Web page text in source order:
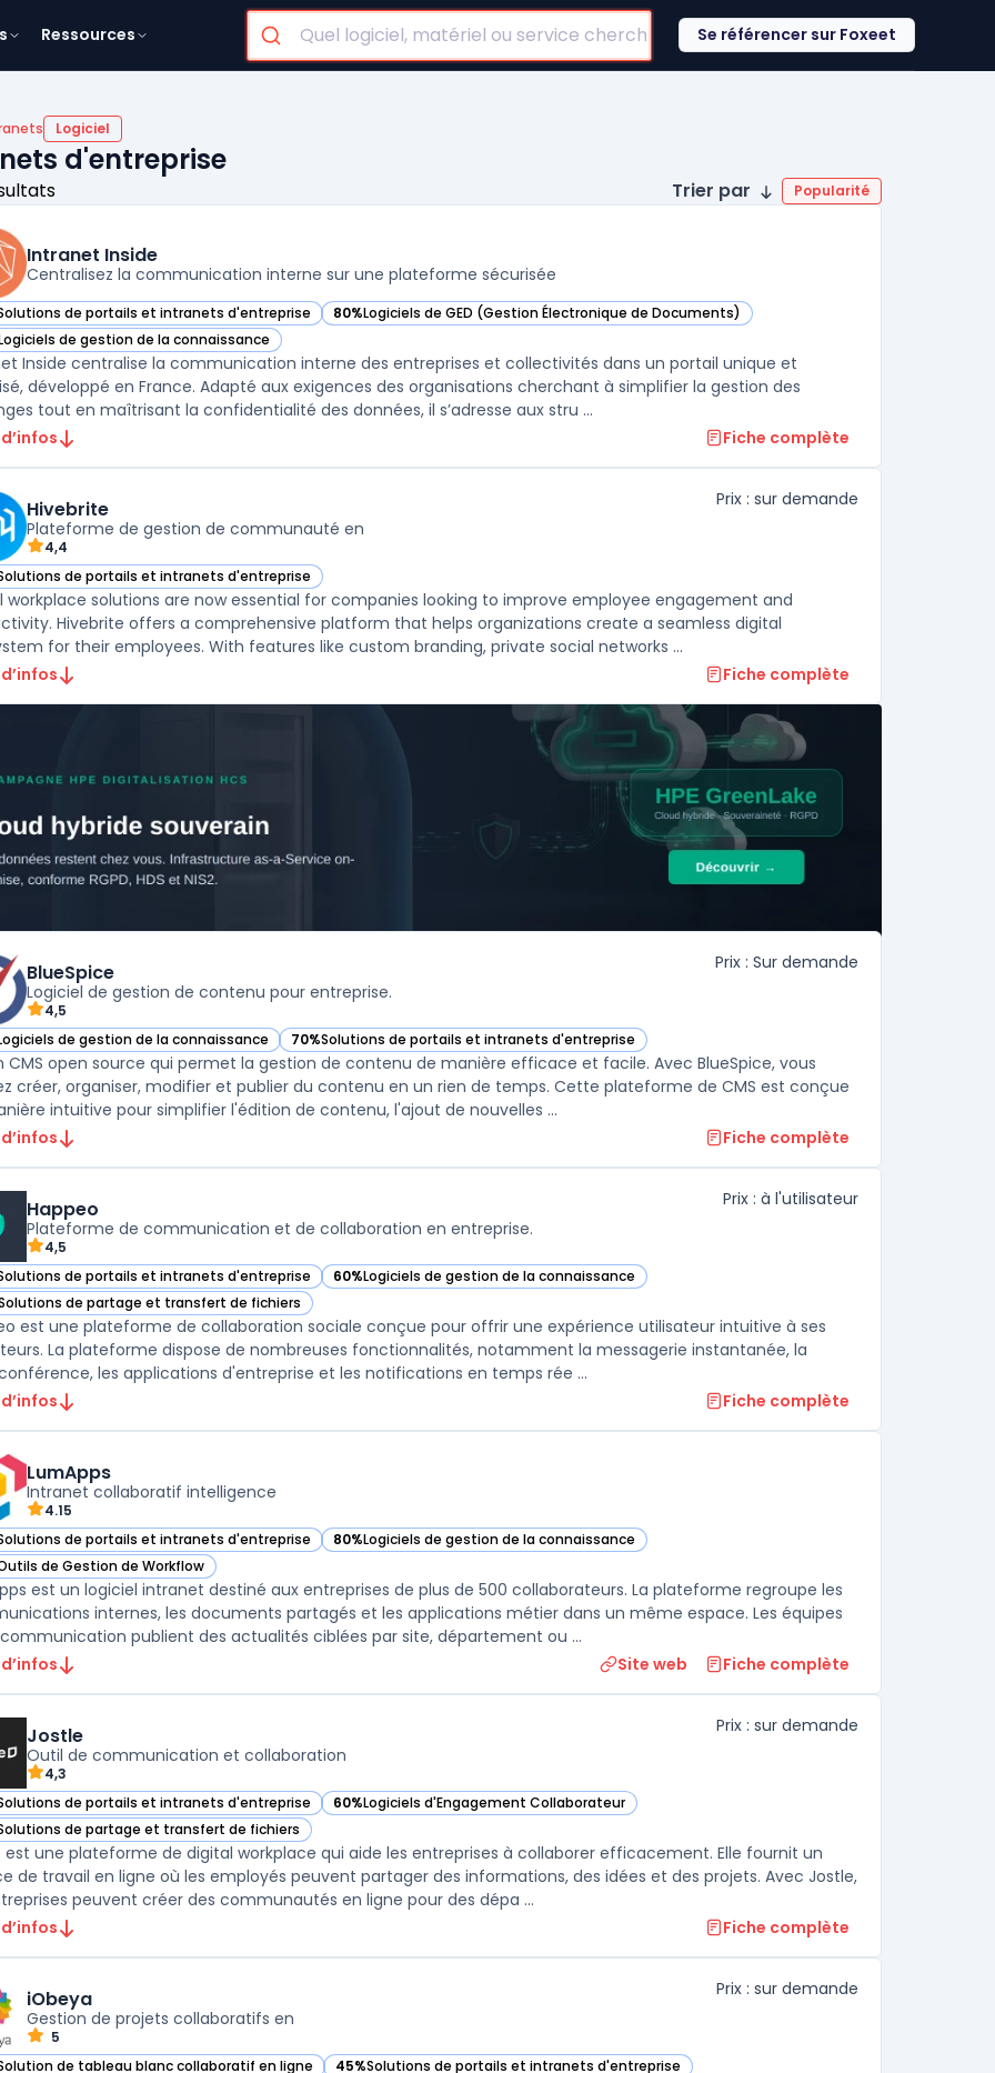
Ressources Se référencer sur Foxeet
Logiciel
d'entreprise
Trier par Popularité
Intranet Inside
Centralisez la communication interne sur une plateforme sécurisée
de portails et intranets d'entreprise
Intranet Inside dans cette catégorie 80%Logiciels de GED (Gestion Électronique de Documents)
— voir Intranet Inside dans cette catégorie
de gestion de la connaissance
Intranet Inside dans cette catégorie
Inside centralise la communication interne des entreprises et collectivités dans un portail unique et
développé en France. Adapté aux exigences des organisations cherchant à simplifier la gestion des
tout en maîtrisant la confidentialité des données, il s’adresse aux stru ...
Fiche complète
Hivebrite
Plateforme de gestion de communauté en
4,4
Prix : sur demande
de portails et intranets d'entreprise
Hivebrite dans cette catégorie
workplace solutions are now essential for companies looking to improve employee engagement and
Hivebrite offers a comprehensive platform that helps organizations create a seamless digital
for their employees. With features like custom branding, private social networks ...
Fiche complète
BlueSpice
Logiciel de gestion de contenu pour entreprise.
4,5
Prix : Sur demande
de gestion de la connaissance
BlueSpice dans cette catégorie 70%Solutions de portails et intranets d'entreprise
— voir BlueSpice dans cette catégorie
CMS open source qui permet la gestion de contenu de manière efficace et facile. Avec BlueSpice, vous
créer, organiser, modifier et publier du contenu en un rien de temps. Cette plateforme de CMS est conçue
de manière intuitive pour simplifier l'édition de contenu, l'ajout de nouvelles ...
Fiche complète
Happeo
Plateforme de communication et de collaboration en entreprise.
4,5
Prix : à l'utilisateur
de portails et intranets d'entreprise
Happeo dans cette catégorie 60%Logiciels de gestion de la connaissance
— voir Happeo dans cette catégorie
de partage et transfert de fichiers
Happeo dans cette catégorie
est une plateforme de collaboration sociale conçue pour offrir une expérience utilisateur intuitive à ses
La plateforme dispose de nombreuses fonctionnalités, notamment la messagerie instantanée, la
les applications d'entreprise et les notifications en temps rée ...
Fiche complète
LumApps
Intranet collaboratif intelligence
4.15
de portails et intranets d'entreprise
LumApps dans cette catégorie 80%Logiciels de gestion de la connaissance
— voir LumApps dans cette catégorie
de Gestion de Workflow
LumApps dans cette catégorie
est un logiciel intranet destiné aux entreprises de plus de 500 collaborateurs. La plateforme regroupe les
internes, les documents partagés et les applications métier dans un même espace. Les équipes
RH et communication publient des actualités ciblées par site, département ou ...
Site web Fiche complète
Jostle
Outil de communication et collaboration
4,3
Prix : sur demande
de portails et intranets d'entreprise
Jostle dans cette catégorie 60%Logiciels d'Engagement Collaborateur
— voir Jostle dans cette catégorie
de partage et transfert de fichiers
Jostle dans cette catégorie
est une plateforme de digital workplace qui aide les entreprises à collaborer efficacement. Elle fournit un
de travail en ligne où les employés peuvent partager des informations, des idées et des projets. Avec Jostle,
peuvent créer des communautés en ligne pour des dépa ...
Fiche complète
iObeya
Gestion de projets collaboratifs en
5
Prix : sur demande
de tableau blanc collaboratif en ligne 45%Solutions de portails et intranets d'entreprise